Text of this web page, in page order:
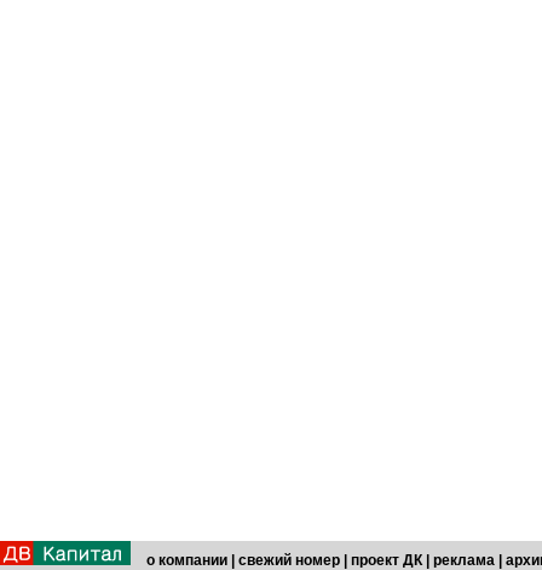
о компании свежий номер проект ДК реклама